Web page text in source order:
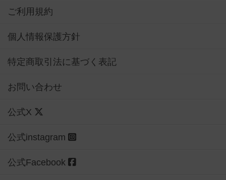
ご利用規約
個人情報保護方針
特定商取引法に基づく表記
お問い合わせ
公式X
公式instagram
公式Facebook